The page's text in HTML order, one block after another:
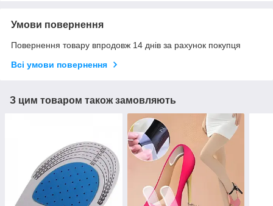
Умови повернення
Повернення товару впродовж 14 днів за рахунок покупця
Всі умови повернення
З цим товаром також замовляють